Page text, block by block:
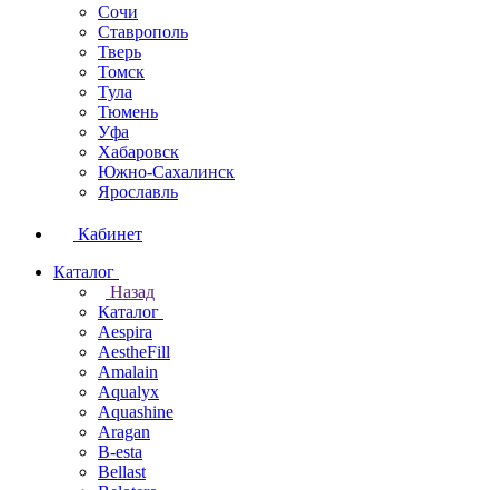
Сочи
Ставрополь
Тверь
Томск
Тула
Тюмень
Уфа
Хабаровск
Южно-Сахалинск
Ярославль
Кабинет
Каталог
Назад
Каталог
Aespira
AestheFill
Amalain
Aqualyx
Aquashine
Aragan
B-esta
Bellast